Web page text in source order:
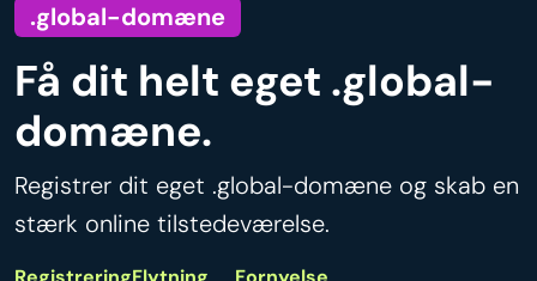
.global-domæne
Få dit helt eget .global-
domæne.
Registrer dit eget .global-domæne og skab en
stærk online tilstedeværelse.